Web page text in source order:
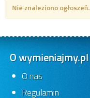
Nie znaleziono ogłoszeń.
O wymieniajmy.pl
O nas
Regulamin